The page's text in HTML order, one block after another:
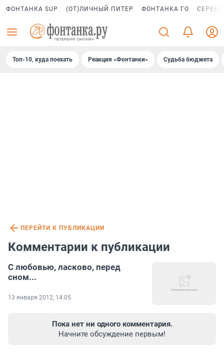
ФОНТАНКА SUP (ОТ)ЛИЧНЫЙ ПИТЕР ФОНТАНКА ГО
Топ-10, куда поехать Реакция «Фонтанки» Судьба бюджета
ПЕРЕЙТИ К ПУБЛИКАЦИИ
Комментарии к публикации
С любовью, ласково, перед
сном...
13 января 2012, 14:05
Пока нет ни одного комментария.
Начните обсуждение первым!